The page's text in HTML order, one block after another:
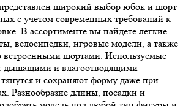
широкий выбор юбок и шорт
с учетом современных требований к
В ассортименте вы найдете легкие
велосипедки, игровые модели, а также
встроенными шортами. Используемые
дышащими и влагоотводящими
и сохраняют форму даже при
Разнообразие длины, посадки и